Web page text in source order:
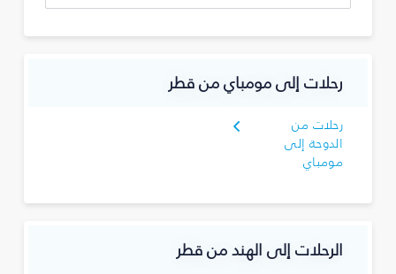
رحلات إلى مومباي من قطر
رحلات من
الدوحة إلى
مومباي
الرحلات إلى الهند من قطر